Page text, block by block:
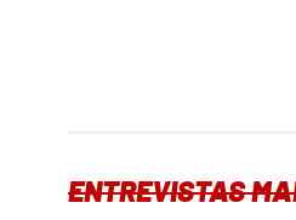
ENTREVISTAS